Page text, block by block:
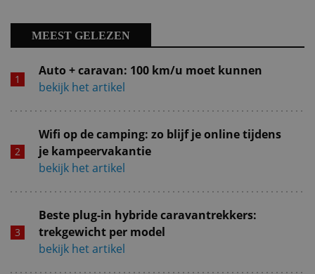
MEEST GELEZEN
Auto + caravan: 100 km/u moet kunnen
bekijk het artikel
Wifi op de camping: zo blijf je online tijdens
je kampeervakantie
bekijk het artikel
Beste plug-in hybride caravantrekkers:
trekgewicht per model
bekijk het artikel